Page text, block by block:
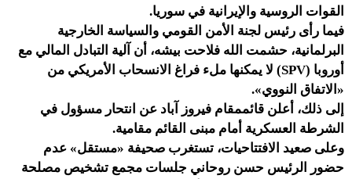
القوات الروسية والإيرانية في سوريا.
فيما رأى رئيس لجنة الأمن القومي والسياسة الخارجية
البرلمانية، حشمت الله فلاحت بيشه، أن آلية التبادل المالي مع
أوروبا (SPV) لا يمكنها ملء فراغ الانسحاب الأمريكي من
«الاتفاق النووي».
إلى ذلك، أعلن قائممقام فيروز آباد عن انتحار مسؤول في
الشرطة العسكرية أمام مبنى القائم مقامية.
وعلى صعيد الافتتاحيات، تستغرب صحيفة «مستقل» عدم
حضور الرئيس حسن روحاني جلسات مجمع تشخيص مصلحة